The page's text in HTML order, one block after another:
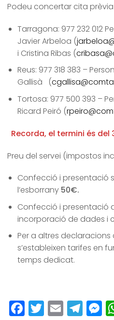
Podeu concertar cita
Tarragona: 977 232 012
Javier Arbeloa (
i Cristina Ribas (
Reus: 977 318 383 –
Gallisà (
Tortosa: 977 500 393 –
Ricard Peiró (
Recorda, el termini és del
Preu del servei (impostos
Confecció i presentació
l’esborrany 50€.
Confecció i presentació
incorporació de dades i
Per a altres
s’estableixen tarifes en
temps dedicat.
Facebook
Twitter
Email